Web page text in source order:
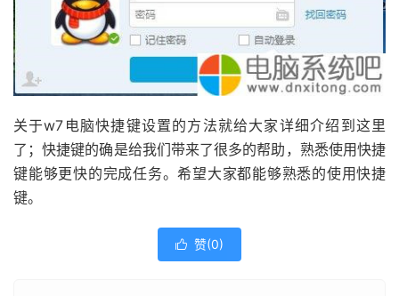
关于w7电脑快捷键设置的方法就给大家详细介绍到这里
了；快捷键的确是给我们带来了很多的帮助，熟悉使用快捷
键能够更快的完成任务。希望大家都能够熟悉的使用快捷
键。
 赞(0)